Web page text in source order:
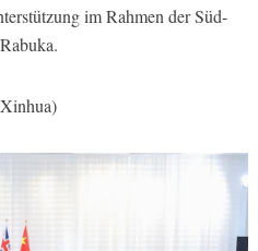
im Rahmen der Süd-